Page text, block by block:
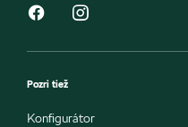
Pozri tiež
Konfigurátor